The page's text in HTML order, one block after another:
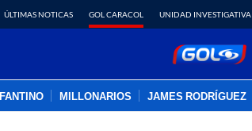
ÚLTIMAS NOTICAS GOL CARACOL UNIDAD INVESTIGATIVA
MILLONARIOS JAMES RODRÍGUEZ